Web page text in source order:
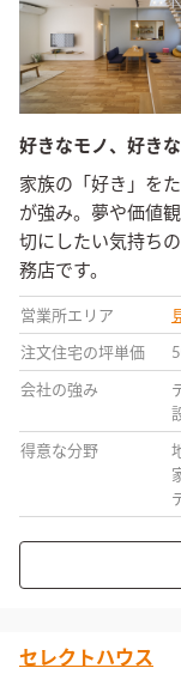
好きなモノ、好き
家族の「好き」を
が強み。夢や価値
切にしたい気持ち
務店です。
営業所エリア
注文住宅の坪単価
会社の強み
得意な分野
セレクトハウス